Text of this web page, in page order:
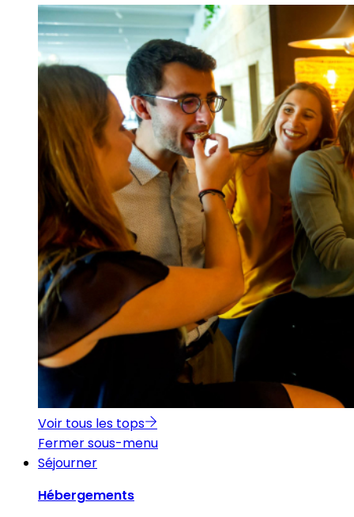
Voir tous les tops
Fermer sous-menu
Séjourner
Hébergements